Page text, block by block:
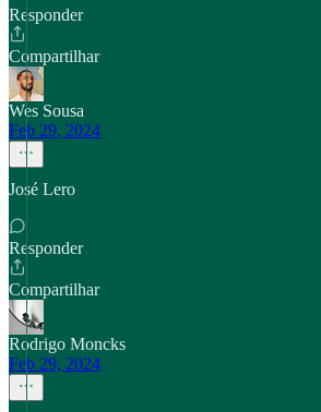
Responder
Compartilhar
Wes Sousa
Feb 29, 2024
José Lero
Responder
Compartilhar
Rodrigo Moncks
Feb 29, 2024